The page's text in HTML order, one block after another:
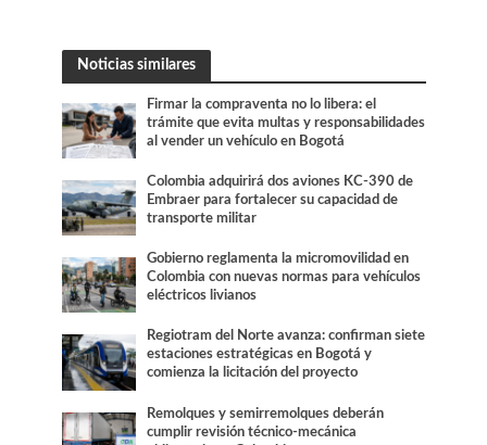
Noticias similares
Firmar la compraventa no lo libera: el
trámite que evita multas y responsabilidades
al vender un vehículo en Bogotá
Colombia adquirirá dos aviones KC-390 de
Embraer para fortalecer su capacidad de
transporte militar
Gobierno reglamenta la micromovilidad en
Colombia con nuevas normas para vehículos
eléctricos livianos
Regiotram del Norte avanza: confirman siete
estaciones estratégicas en Bogotá y
comienza la licitación del proyecto
Remolques y semirremolques deberán
cumplir revisión técnico-mecánica